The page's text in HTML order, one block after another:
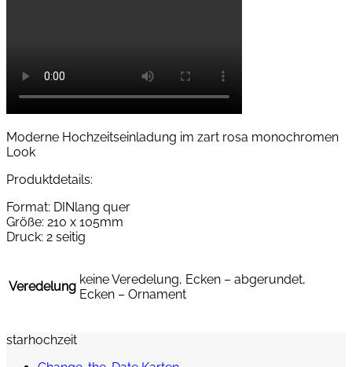
Moderne Hochzeitseinladung im zart rosa monochromen
Look
Produktdetails:
Format: DINlang quer
Größe: 210 x 105mm
Druck: 2 seitig
Veredelung keine Veredelung, Ecken – abgerundet,
Ecken – Ornament
starhochzeit